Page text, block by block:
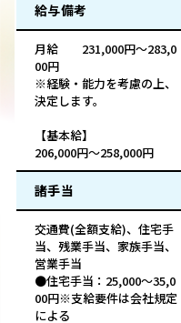
給与備考
月給 231,000円～283,0
00円
※経験・能力を考慮の上、
決定します。
【基本給】
206,000円～258,000円
諸手当
交通費(全額支給)、住宅手
当、残業手当、家族手当、
営業手当
●住宅手当：25,000～35,0
00円※支給要件は会社規定
による